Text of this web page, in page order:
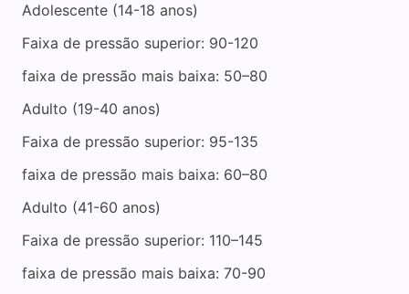
Adolescente (14-18 anos)
Faixa de pressão superior: 90-120
faixa de pressão mais baixa: 50–80
Adulto (19-40 anos)
Faixa de pressão superior: 95-135
faixa de pressão mais baixa: 60–80
Adulto (41-60 anos)
Faixa de pressão superior: 110–145
faixa de pressão mais baixa: 70-90